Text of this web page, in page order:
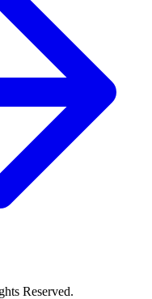
Reserved.